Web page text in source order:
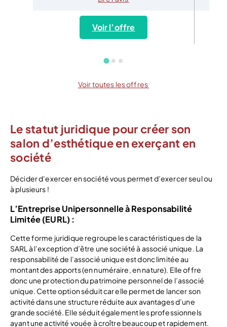
Voir l’offre
Voir toutes les offres
Le statut juridique pour créer son
salon d’esthétique en exerçant en
société
Décider d’exercer en société vous permet d’exercer seul ou
à plusieurs !
L’Entreprise Unipersonnelle à Responsabilité
Limitée (EURL) :
Cette forme juridique regroupe les caractéristiques de la
SARL à l’exception d’être une société à associé unique. La
responsabilité de l’associé unique est donc limitée au
montant des apports (en numéraire, en nature). Elle offre
donc une protection du patrimoine personnel de l’associé
unique. Cette option séduit car elle permet de lancer son
activité dans une structure réduite aux avantages d’une
grande société. Elle séduit également les professionnels
ayant une activité vouée à croître beaucoup et rapidement.